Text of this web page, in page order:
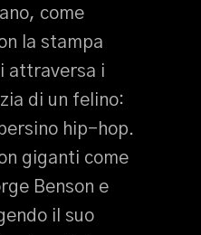
come
la stampa
attraversa i
di un felino:
hip-hop.
giganti come
Benson e
il suo